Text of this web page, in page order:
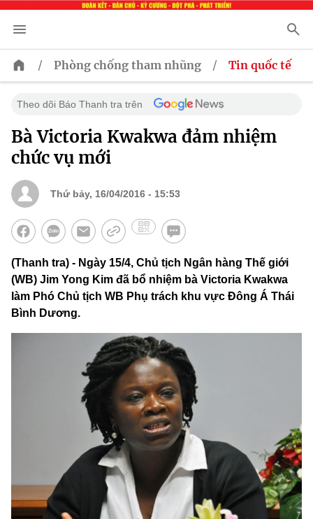
/ Phòng chống tham nhũng / Tin quốc tế
Theo dõi Báo Thanh tra trên
Bà Victoria Kwakwa đảm nhiệm
chức vụ mới
Thứ bảy, 16/04/2016 - 15:53
(Thanh tra) - Ngày 15/4, Chủ tịch Ngân hàng Thế giới
(WB) Jim Yong Kim đã bổ nhiệm bà Victoria Kwakwa
làm Phó Chủ tịch WB Phụ trách khu vực Đông Á Thái
Bình Dương.